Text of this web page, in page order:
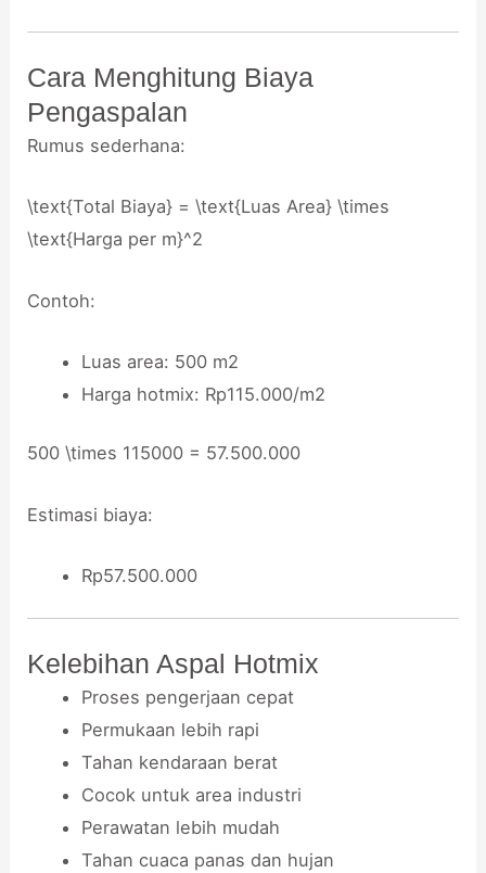
Cara Menghitung Biaya
Pengaspalan
Rumus sederhana:
\text{Total Biaya} = \text{Luas Area} \times
\text{Harga per m}^2
Contoh:
Luas area: 500 m2
Harga hotmix: Rp115.000/m2
500 \times 115000 = 57.500.000
Estimasi biaya:
Rp57.500.000
Kelebihan Aspal Hotmix
Proses pengerjaan cepat
Permukaan lebih rapi
Tahan kendaraan berat
Cocok untuk area industri
Perawatan lebih mudah
Tahan cuaca panas dan hujan